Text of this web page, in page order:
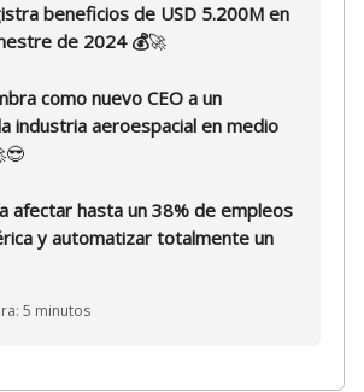
beneficios de USD 5.200M en
de 2024 💰🚀
como nuevo CEO a un
industria aeroespacial en medio
afectar hasta un 38% de empleos
y automatizar totalmente un
5 minutos